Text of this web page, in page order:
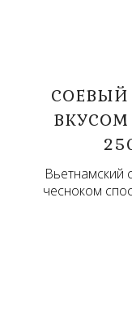
СОЕВЫЙ
Вьетнамский
чесноком